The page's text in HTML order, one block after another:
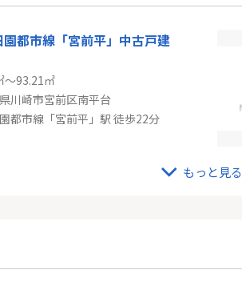
園都市線「宮前平」中古戸建
～93.21㎡
川崎市宮前区南平台
都市線「宮前平」駅 徒歩22分
もっと見る